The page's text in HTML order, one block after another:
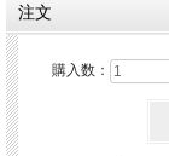
注文
購入数：